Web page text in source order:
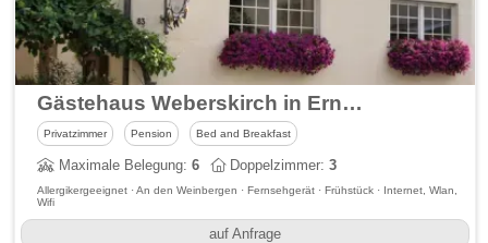
Gästehaus Weberskirch in Ernst an der Mosel
Privatzimmer Pension Bed and Breakfast
Maximale Belegung:6 Doppelzimmer:3
Allergikergeeignet · An den Weinbergen · Fernsehgerät · Frühstück · Internet, Wlan,
Wifi
auf Anfrage